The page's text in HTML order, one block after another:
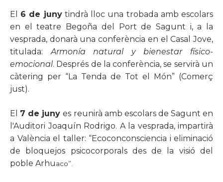
El 6 de junytindrà lloc una trobada amb escolars
en el teatre Begoña del Port de Sagunt i, a la
vesprada, donarà una conferència en el Casal Jove,
titulada:Armonía natural y bienestar físico-
emocional. Després de la conferència, se servirà un
càtering per “La Tenda de Tot el Món” (Comerç
just).
El 7 de junyes reunirà amb escolars de Sagunt en
l'Auditori Joaquín Rodrigo. A la vesprada, impartirà
a València el taller: “Ecoconconsciencia i eliminació
de bloquejos psicocorporals des de la visió del
poble Arhuaco”.